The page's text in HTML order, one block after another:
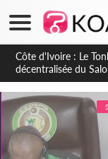
Côte d'Ivoire : PPA-
prérogatives de
politique ?